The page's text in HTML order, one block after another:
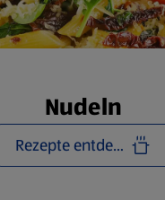
Nudeln
Rezepte entdecken